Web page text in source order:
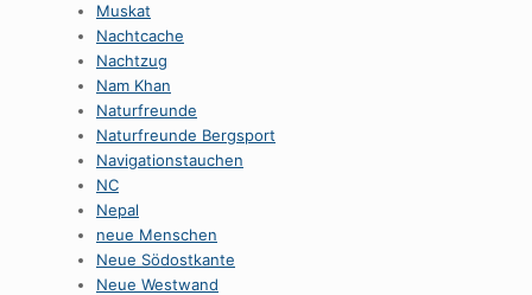
Muskat
Nachtcache
Nachtzug
Nam Khan
Naturfreunde
Naturfreunde Bergsport
Navigationstauchen
NC
Nepal
neue Menschen
Neue Södostkante
Neue Westwand